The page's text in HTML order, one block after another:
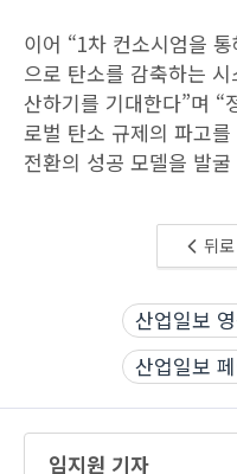
이어 “1차 컨소시엄을
으로 탄소를 감축하는
산하기를 기대한다”며 “
로벌 탄소 규제의 파고
전환의 성공 모델을 발
뒤로
산업일보
산업일보
임지원 기자